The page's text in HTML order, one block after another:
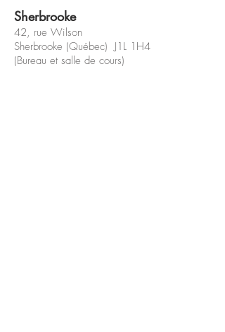
Sherbrooke
42, rue Wilson
Sherbrooke (Québec) J1L 1H4
(Bureau et salle de cours)